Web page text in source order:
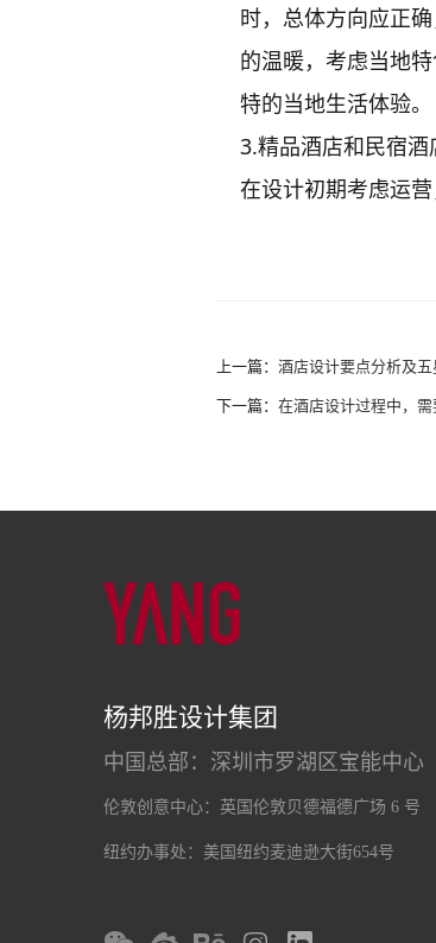
时，总体方向应正
的温暖，考虑当地
特的当地生活体验。
3.精品酒店和民宿酒
在设计初期考虑运
上一篇： 酒店设计要点分析及
下一篇： 在酒店设计过程中，需
杨邦胜设计集团
中国总部：深圳市罗湖区宝能中心
伦敦创意中心：英国伦敦贝德福德广场 6 号
纽约办事处：美国纽约麦迪逊大街654号